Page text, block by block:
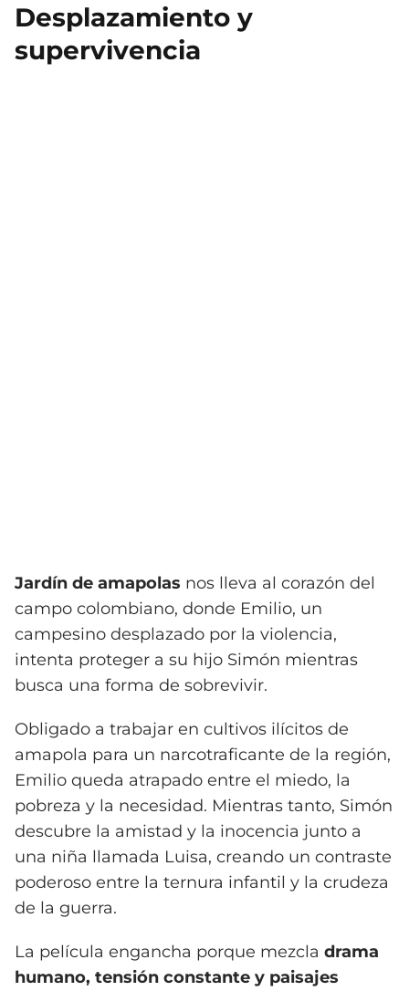
Desplazamiento y
supervivencia
Jardín de amapolas nos lleva al corazón del
campo colombiano, donde Emilio, un
campesino desplazado por la violencia,
intenta proteger a su hijo Simón mientras
busca una forma de sobrevivir.
Obligado a trabajar en cultivos ilícitos de
amapola para un narcotraficante de la región,
Emilio queda atrapado entre el miedo, la
pobreza y la necesidad. Mientras tanto, Simón
descubre la amistad y la inocencia junto a
una niña llamada Luisa, creando un contraste
poderoso entre la ternura infantil y la crudeza
de la guerra.
La película engancha porque mezcla drama
humano, tensión constante y paisajes